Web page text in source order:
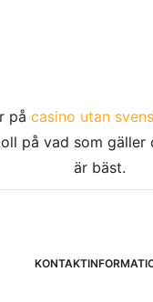
på casino utan
på vad som gäller
är bäst.